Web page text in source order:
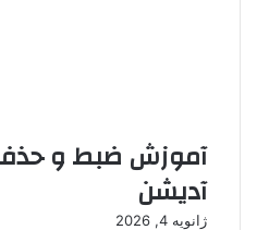
آموزش ضبط و حذف
آدیشن
ژانویه 4, 2026